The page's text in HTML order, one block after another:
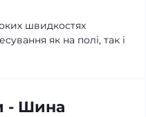
швидкостях
як на полі, так і
- Шина